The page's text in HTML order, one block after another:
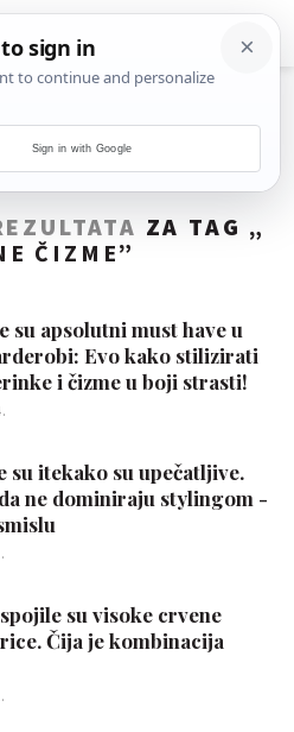
ZA TAG „
ČIZME”
su apsolutni must have u
Evo kako stilizirati
i čizme u boji strasti!
su itekako su upečatljive.
ne dominiraju stylingom -
su visoke crvene
Čija je kombinacija
Sign in with Google